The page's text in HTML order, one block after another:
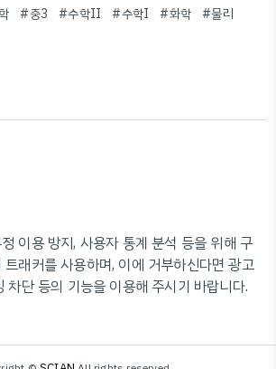
#중3 #수학II #수학I #화학 #물리
이용 방지, 사용자 통계 분석 등을 위해 구
래커를 사용하며, 이에 거부하신다면 광고
차단 등의 기능을 이용해 주시기 바랍니다.